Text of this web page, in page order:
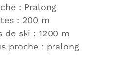
: Pralong
: 200 m
de ski : 1200 m
proche : pralong